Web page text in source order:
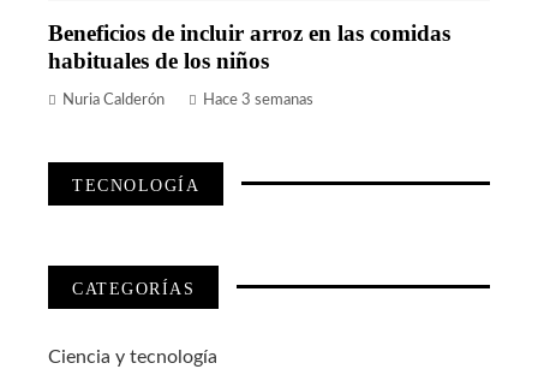
Beneficios de incluir arroz en las comidas
habituales de los niños
Nuria Calderón Hace 3 semanas
TECNOLOGÍA
CATEGORÍAS
Ciencia y tecnología